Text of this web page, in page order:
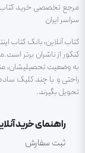
مرجع تخصصی خرید کتاب
سراسر ایران
کتاب آنلاین، بانک کتاب
کنکور از ناشران برتر
به وضعیت تحصیلیشان،
راحتی و با چند کلیک
تحویل بگیرند.
راهنمای خرید
ثبت سفارش